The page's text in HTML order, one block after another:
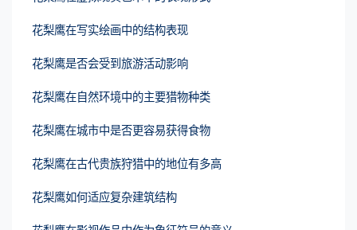
花梨鹰在写实绘画中的结构表现
花梨鹰是否会受到旅游活动影响
花梨鹰在自然环境中的主要猎物种类
花梨鹰在城市中是否更容易获得食物
花梨鹰在古代贵族狩猎中的地位有多高
花梨鹰如何适应复杂建筑结构